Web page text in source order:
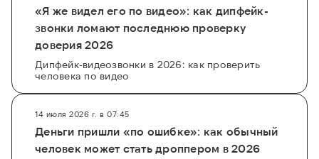
«Я же видел его по видео»: как дипфейк-
звонки ломают последнюю проверку
доверия 2026
Дипфейк-видеозвонки в 2026: как проверить
человека по видео
14 июля 2026 г. в 07:45
Деньги пришли «по ошибке»: как обычный
человек может стать дроппером в 2026